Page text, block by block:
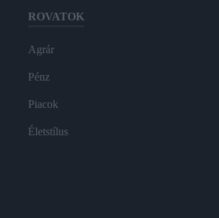
ROVATOK
Agrár
Pénz
Piacok
Életstílus